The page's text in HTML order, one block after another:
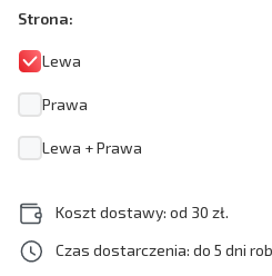
Strona:
Lewa
Prawa
Lewa + Prawa
Koszt dostawy: od 30 zł.
Czas dostarczenia: do 5 dni